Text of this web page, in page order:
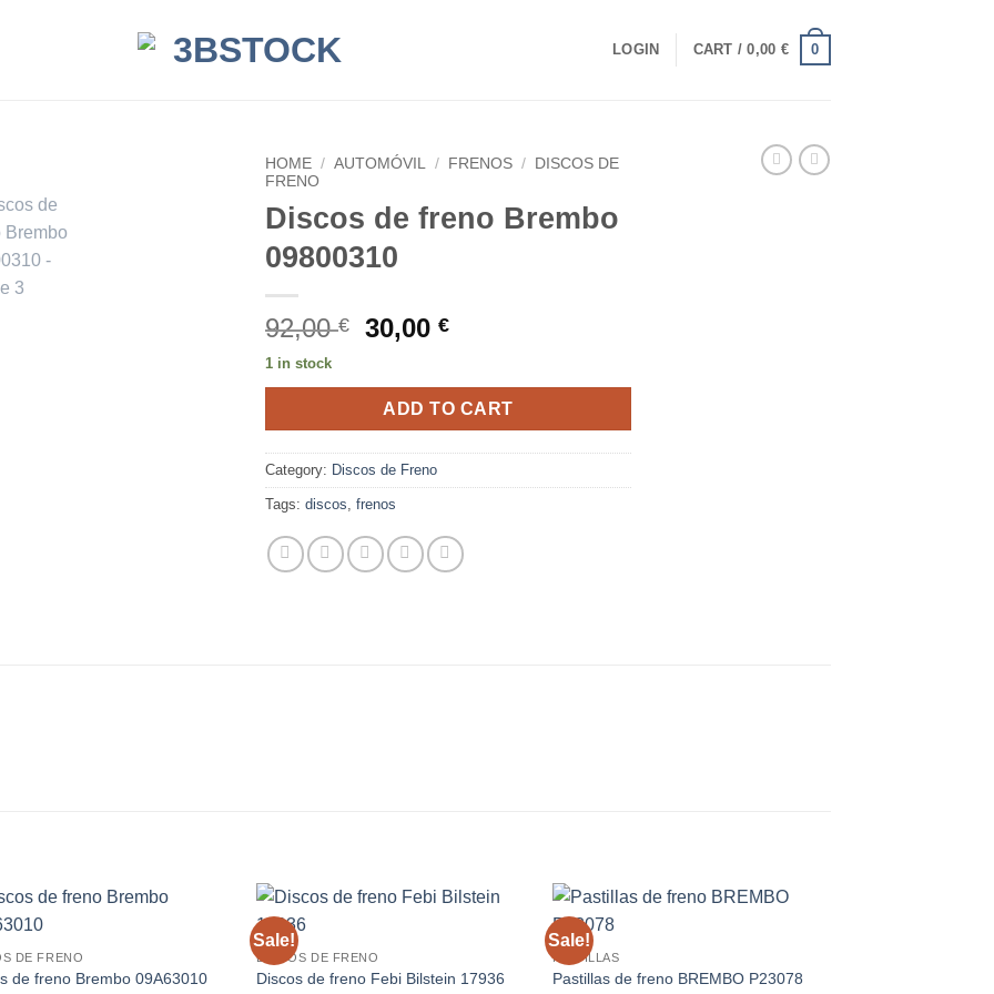
LOGIN CART /0,00 € 0
HOME / AUTOMÓVIL / FRENOS /
DISCOS DE
FRENO
Discos de freno Brembo
09800310
92,00€
Original
was:
92,00 €.
30,00€Current
is:
30,00 €.
1 in stock
ADD TO CART
Category: Discos de Freno
Tags: discos, frenos
DE FRENO
de freno Brembo 09A63010
Sale!
DISCOS DE FRENO
Discos de freno Febi Bilstein 17936
Sale!
PASTILLAS
Pastillas de freno BREMBO P23078